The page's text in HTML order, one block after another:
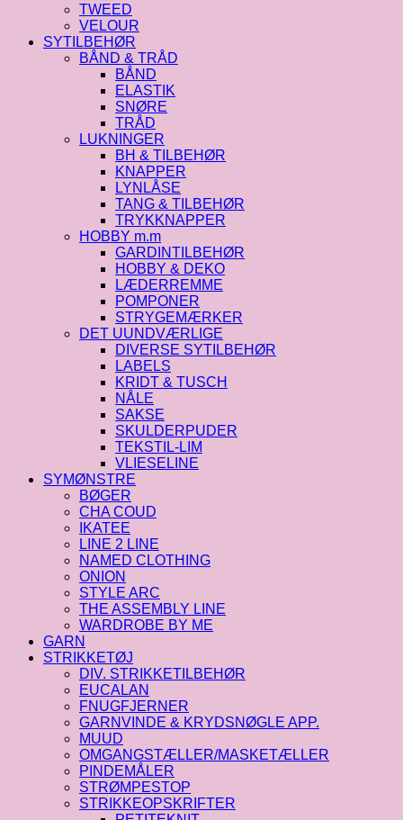
TWEED
VELOUR
SYTILBEHØR
BÅND & TRÅD
BÅND
ELASTIK
SNØRE
TRÅD
LUKNINGER
BH & TILBEHØR
KNAPPER
LYNLÅSE
TANG & TILBEHØR
TRYKKNAPPER
HOBBY m.m
GARDINTILBEHØR
HOBBY & DEKO
LÆDERREMME
POMPONER
STRYGEMÆRKER
DET UUNDVÆRLIGE
DIVERSE SYTILBEHØR
LABELS
KRIDT & TUSCH
NÅLE
SAKSE
SKULDERPUDER
TEKSTIL-LIM
VLIESELINE
SYMØNSTRE
BØGER
CHA COUD
IKATEE
LINE 2 LINE
NAMED CLOTHING
ONION
STYLE ARC
THE ASSEMBLY LINE
WARDROBE BY ME
GARN
STRIKKETØJ
DIV. STRIKKETILBEHØR
EUCALAN
FNUGFJERNER
GARNVINDE & KRYDSNØGLE APP.
MUUD
OMGANGSTÆLLER/MASKETÆLLER
PINDEMÅLER
STRØMPESTOP
STRIKKEOPSKRIFTER